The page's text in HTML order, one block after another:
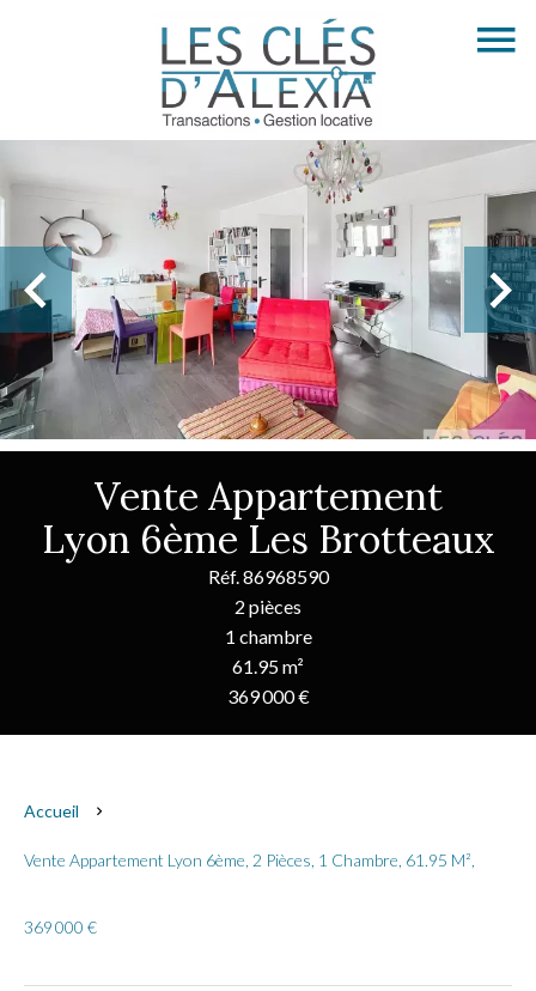
Vente Appartement
Lyon 6ème Les Brotteaux
Réf. 86968590
2 pièces
1 chambre
61.95 m²
369 000 €
Accueil
Vente Appartement Lyon 6ème, 2 Pièces, 1 Chambre, 61.95 M²,
369 000 €